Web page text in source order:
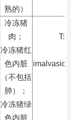
熟的）
冷冻猪
肉；
冷冻猪红
色内脏
（不包括
肺）；
冷冻猪绿
色内脏
T: